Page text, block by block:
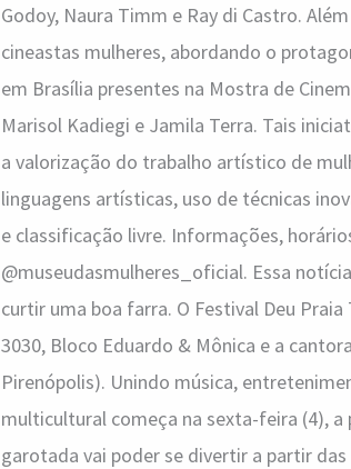
Godoy, Naura Timm e Ray di Castro.
cineastas mulheres, abordando o
em Brasília presentes na Mostra de
Marisol Kadiegi e Jamila Terra. Tais
a valorização do trabalho artístico de
linguagens artísticas, uso de técnicas
e classificação livre. Informações,
@museudasmulheres_oficial. Essa
curtir uma boa farra. O Festival Deu
3030, Bloco Eduardo & Mônica e a
Pirenópolis). Unindo música,
multicultural começa na sexta-feira (4),
garotada vai poder se divertir a partir